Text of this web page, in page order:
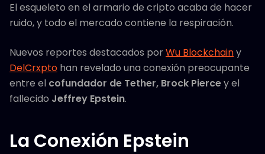
El esqueleto en el armario de cripto acaba de hacer
ruido, y todo el mercado contiene la respiración.
Nuevos reportes destacados porWu Blockchainy
DelCrxpto han revelado una conexión preocupante
entre el cofundador de Tether, Brock Piercey el
fallecido Jeffrey Epstein.
La Conexión Epstein